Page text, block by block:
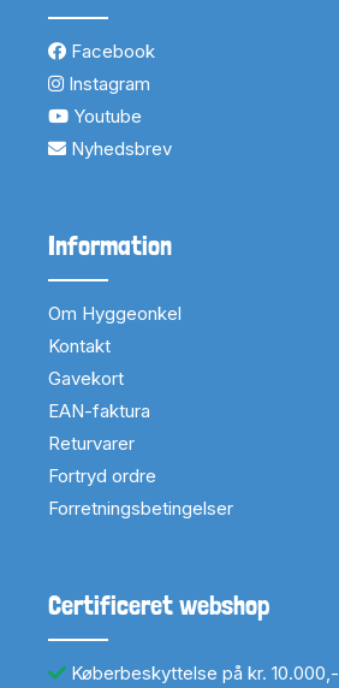
Facebook
Instagram
Youtube
Nyhedsbrev
Information
Om Hyggeonkel
Kontakt
Gavekort
EAN-faktura
Returvarer
Fortryd ordre
Forretningsbetingelser
Certificeret webshop
Køberbeskyttelse på kr. 10.000,-